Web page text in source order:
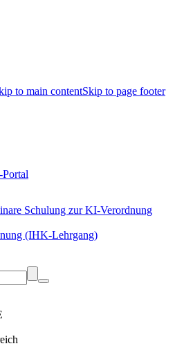
to main contentSkip to page footer
Schulung zur KI-Verordnung
(IHK-Lehrgang)